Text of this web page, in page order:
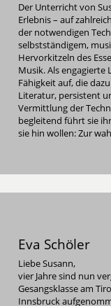
Der Unterricht von
Erlebnis – auf
der notwendigen
selbstständigem,
Hervorkitzeln des
Musik. Als engagierte
Fähigkeit auf, die
Literatur, persistent
Vermittlung der
begleitend führt sie
sie hin wollen: Zur
Eva Schöler
Liebe Susann,
vier Jahre sind nun
Gesangsklasse am
Innsbruck